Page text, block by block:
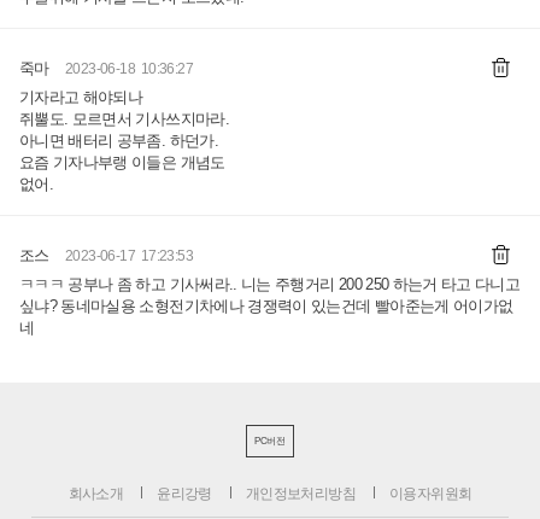
죽마 2023-06-18 10:36:27
기자라고 해야되나
쥐뿔도. 모르면서 기사쓰지마라.
아니면 배터리 공부좀. 하던가.
요즘 기자나부랭 이들은 개념도
없어.
조스 2023-06-17 17:23:53
ㅋㅋㅋ 공부나 좀 하고 기사써라.. 니는 주행거리 200 250 하는거 타고 다니고
싶냐? 동네마실용 소형전기차에나 경쟁력이 있는건데 빨아준는게 어이가없
네
PC버전
회사소개 윤리강령 개인정보처리방침 이용자위원회